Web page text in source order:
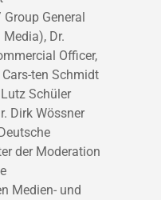
General
Dr.
Officer,
ten Schmidt
Schüler
Dirk Wössner
der Moderation
Medien- und